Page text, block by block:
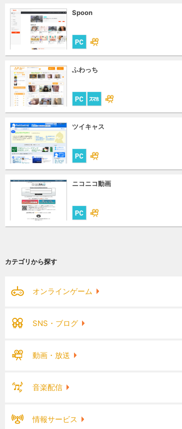
Spoon
ふわっち
ツイキャス
ニコニコ動画
カテゴリから探す
オンラインゲーム
SNS・ブログ
動画・放送
音楽配信
情報サービス